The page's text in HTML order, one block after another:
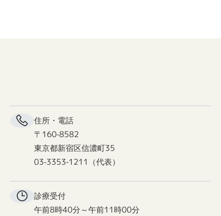
住所・電話
〒160-8582
東京都新宿区信濃町35
03-3353-1211（代表）
診療受付
午前8時40分～午前11時00分